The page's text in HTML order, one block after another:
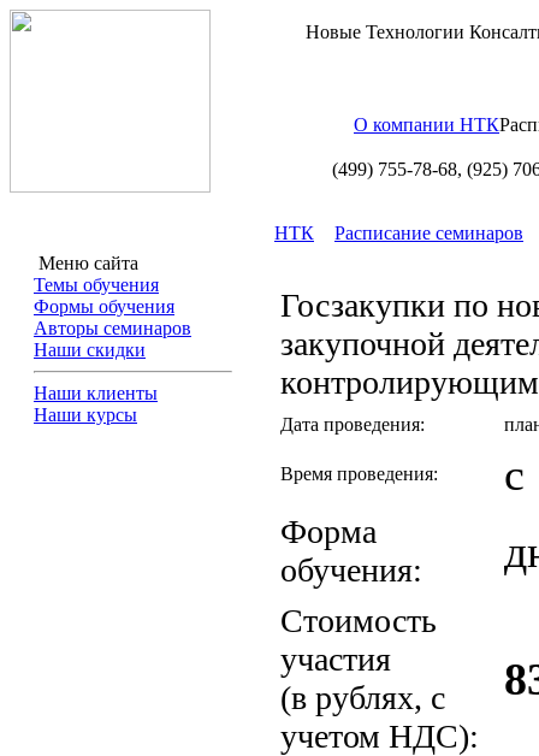
Новые Технологии
О компании НТК
(499) 755-78-68, (925)
Меню сайта
Темы обучения
Формы обучения
Авторы семинаров
Наши скидки
Наши клиенты
Наши курсы
НТК Расписание семинаров
Госзакупки по
закупочной
Дата проведения:
Время проведения: с
Форма
обучения:
Стоимость
участия
(в рублях, с
учетом НДС):